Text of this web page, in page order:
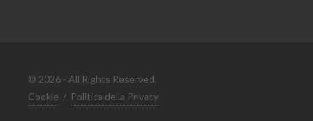
© 2026 - All Rights Reserved.
Cookie / Politica della Privacy